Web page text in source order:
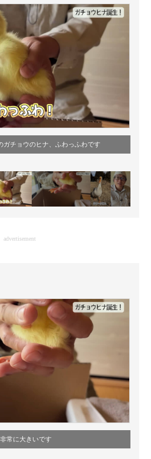
ト
話題
ガチョウのヒナ、ふわっふわです
advertisement
常に大きいです